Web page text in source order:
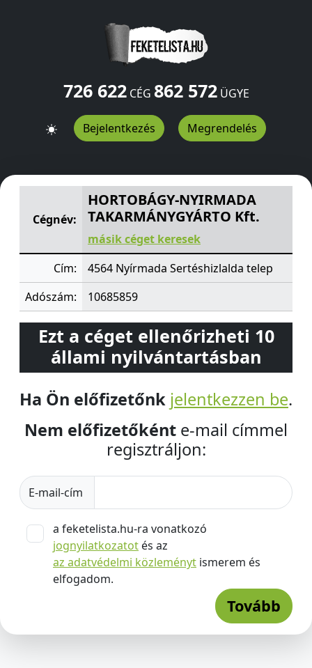
726 622CÉG 862 572ÜGYE
Bejelentkezés Megrendelés
HORTOBÁGY-NYIRMADA TAKARMÁNYGYÁRTO Kft.
Cégnév:
HORTOBÁGY-NYIRMADA
TAKARMÁNYGYÁRTO Kft.
másik céget keresek
Cím:
4564 Nyírmada Sertéshizlalda telep
Adószám:
10685859
Ezt a céget ellenőrizheti 10
állami nyilvántartásban
Ha Ön előfizetőnk jelentkezzen be.
Nem előfizetőként e-mail címmel
regisztráljon:
E-mail-cím
a feketelista.hu-ra vonatkozó
jognyilatkozatot és az
az adatvédelmi közleményt ismerem és
elfogadom.
Tovább